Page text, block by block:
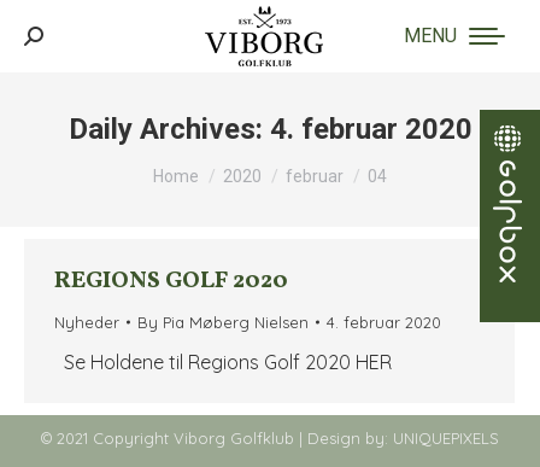
MENU
Search:
Daily Archives: 4. februar 2020
You are here:
Home 2020 februar 04
REGIONS GOLF 2020
Nyheder By Pia Møberg Nielsen 4. februar 2020
Se Holdene til Regions Golf 2020 HER
© 2021 Copyright Viborg Golfklub | Design by: UNIQUEPIXELS